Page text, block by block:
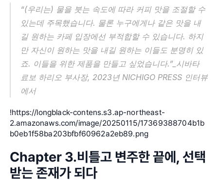
“(우리는) 물을 붓는 속도에 따라 커피 맛을 조절할 수
있는데 주목했습니다. 물론 누구에게나 같은 맛을 내
길 원하는 카페 입장에선 부적합할 수 있습니다. 하지
만 자신이 원하는 맛을 내길 원하는 이들도 분명히 있
죠. 이들을 위한 제품을 만들고 싶었습니다.”_시바타
료보 하리오 부사장, 2023년 NICHIGO PRESS 인터뷰
에서
!https://longblack-contens.s3.ap-northeast-
2.amazonaws.com/image/20250115/17369388704b1b
b0eb1f58ba203bfbf60962a2eb89.png
Chapter 3.비틀고 변주한 끝에, 선택
받는 존재가 되다